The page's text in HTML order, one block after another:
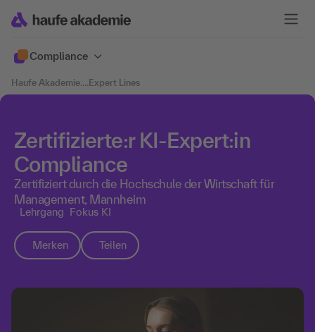
Compliance
Haufe Akademie....Expert Lines
Zertifizierte:r KI-Expert:in
Compliance
Zertifiziert durch die Hochschule der Wirtschaft für
Management, Mannheim
Lehrgang Fokus KI
Merken Teilen